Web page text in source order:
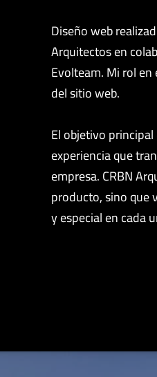
Diseño web
Arquitectos en
Evolteam. Mi rol
del sitio web.
El objetivo
experiencia que
empresa. CRBN
producto, sino que
y especial en cada